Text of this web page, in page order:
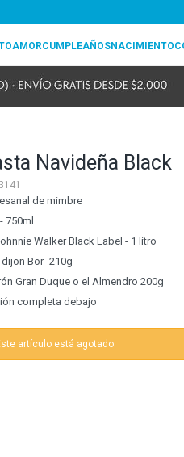
AMORCUMPLEAÑOSNACIMIENTO
Navideña Black
de mimbre
750ml
Walker Black Label - 1 litro
Bor- 210g
Gran Duque o el Almendro 200g
completa debajo
artículo está agotado.